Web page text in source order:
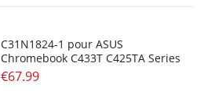
C31N1824-1 pour ASUS
Chromebook C433T C425TA Series
€67.99